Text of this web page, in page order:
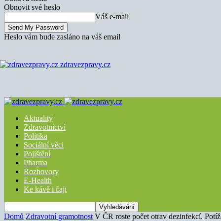
Obnovit své heslo
Váš e-mail
Heslo vám bude zasláno na váš email
zdravezpravy.cz
Aktuality
Zdravotnictví
Politika
Sociální věci
Pojištění
Pharma
Rozhovory
E-Health
Ke kávě i čaji
Domů Zdravotní gramotnost V ČR roste počet otrav dezinfekcí.